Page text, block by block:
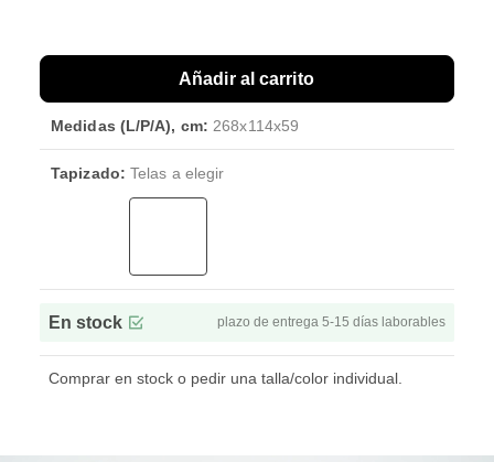
Medidas (L/P/A), cm: 268x114x59
Tapizado: Telas a elegir
En stock plazo de entrega 5-15 días laborables
Comprar en stock o pedir una talla/color individual.
Añadir al carrito